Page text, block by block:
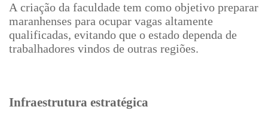
A criação da faculdade tem como objetivo preparar
maranhenses para ocupar vagas altamente
qualificadas, evitando que o estado dependa de
trabalhadores vindos de outras regiões.
Infraestrutura estratégica